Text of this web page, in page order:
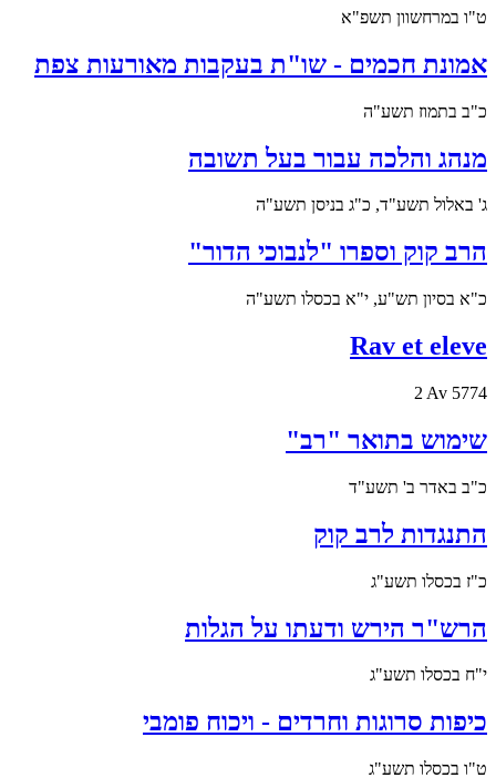
ט"ו במרחשוון תשפ"א
אמונת חכמים - שו"ת בעקבות מאורעות צפת
כ"ב בתמוז תשע"ה
מנהג והלכה עבור בעל תשובה
ג' באלול תשע"ד, כ"ג בניסן תשע"ה
הרב קוק וספרו "לנבוכי הדור"
כ"א בסיון תש"ע, י"א בכסלו תשע"ה
Rav et eleve
2 Av 5774
שימוש בתואר "רב"
כ"ב באדר ב' תשע"ד
התנגדות לרב קוק
כ"ז בכסלו תשע"ג
הרש"ר הירש ודעתו על הגלות
י"ח בכסלו תשע"ג
כיפות סרוגות וחרדים - ויכוח פומבי
ט"ו בכסלו תשע"ג